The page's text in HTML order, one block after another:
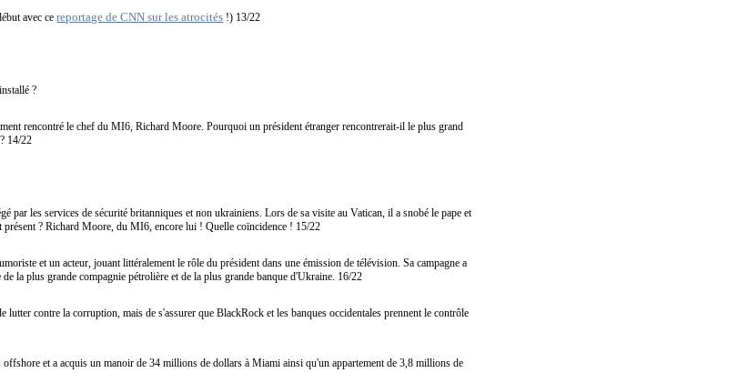
avec cereportage de CNN sur les atrocités !) 13/22
?
rencontré le chef du MI6, Richard Moore. Pourquoi un président étranger rencontrerait-il le plus grand
14/22
par les services de sécurité britanniques et non ukrainiens. Lors de sa visite au Vatican, il a snobé le pape et
présent ? Richard Moore, du MI6, encore lui ! Quelle coïncidence ! 15/22
et un acteur, jouant littéralement le rôle du président dans une émission de télévision. Sa campagne a
la plus grande compagnie pétrolière et de la plus grande banque d'Ukraine. 16/22
contre la corruption, mais de s'assurer que BlackRock et les banques occidentales prennent le contrôle
et a acquis un manoir de 34 millions de dollars à Miami ainsi qu'un appartement de 3,8 millions de